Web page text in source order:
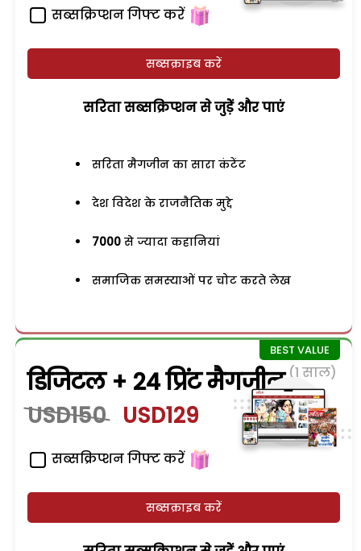
सब्सक्रिप्शन गिफ्ट करें
सब्सक्राइब करें
सरिता सब्सक्रिप्शन से जुड़ेें और पाएं
सरिता मैगजीन का सारा कंटेंट
देश विदेश के राजनैतिक मुद्दे
7000 से ज्यादा कहानियां
समाजिक समस्याओं पर चोट करते लेख
डिजिटल + 24 प्रिंट मैगजीन (1 साल)
USD150 USD129
सब्सक्रिप्शन गिफ्ट करें
सब्सक्राइब करें